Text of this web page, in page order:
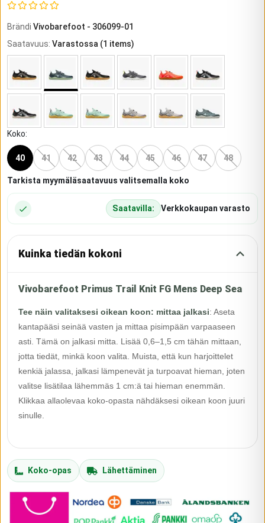
Brändi Vivobarefoot - 306099-01
Saatavuus: Varastossa (1 items)
Koko:
40 41 42 43 44 45 46 47 48
Tarkista myymäläsaatavuus valitsemalla koko
Saatavilla: Verkkokaupan varasto
Kuinka tiedän kokoni
Vivobarefoot Primus Trail Knit FG Mens Deep Sea
Tee näin valitaksesi oikean koon: mittaa jalkasi: Aseta
kantapääsi seinää vasten ja mittaa pisimpään varpaaseen
asti. Tämä on jalkasi mitta. Lisää 0,6–1,5 cm tähän mittaan,
jotta tiedät, minkä koon valita. Muista, että kun harjoittelet
kenkiä jalassa, jalkasi lämpenevät ja turpoavat hieman, joten
valitse lisätilaa lähemmäs 1 cm:ä tai hieman enemmän.
Klikkaa allaolevaa koko-opasta nähdäksesi oikean koon juuri
sinulle.
Koko-opas Lähettäminen